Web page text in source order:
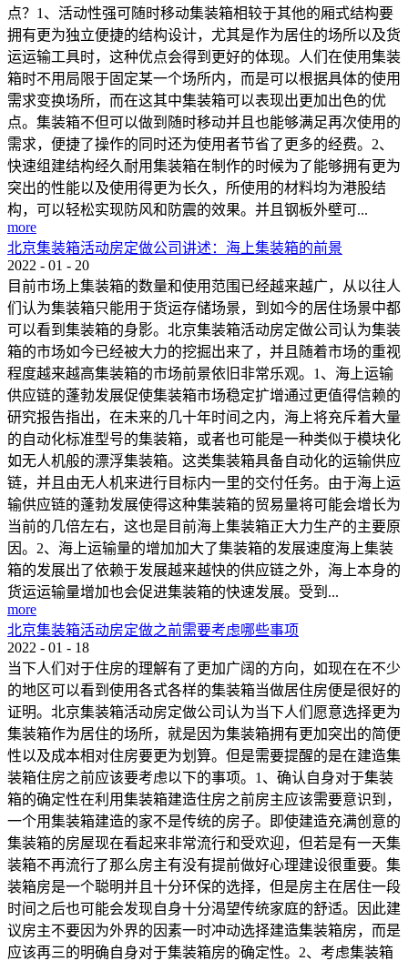
点？1、活动性强可随时移动集装箱相较于其他的厢式结构要
拥有更为独立便捷的结构设计，尤其是作为居住的场所以及货
运运输工具时，这种优点会得到更好的体现。人们在使用集装
箱时不用局限于固定某一个场所内，而是可以根据具体的使用
需求变换场所，而在这其中集装箱可以表现出更加出色的优
点。集装箱不但可以做到随时移动并且也能够满足再次使用的
需求，便捷了操作的同时还为使用者节省了更多的经费。2、
快速组建结构经久耐用集装箱在制作的时候为了能够拥有更为
突出的性能以及使用得更为长久，所使用的材料均为港股结
构，可以轻松实现防风和防震的效果。并且钢板外壁可...
more
北京集装箱活动房定做公司讲述：海上集装箱的前景
2022 - 01 - 20
目前市场上集装箱的数量和使用范围已经越来越广，从以往人
们认为集装箱只能用于货运存储场景，到如今的居住场景中都
可以看到集装箱的身影。北京集装箱活动房定做公司认为集装
箱的市场如今已经被大力的挖掘出来了，并且随着市场的重视
程度越来越高集装箱的市场前景依旧非常乐观。1、海上运输
供应链的蓬勃发展促使集装箱市场稳定扩增通过更值得信赖的
研究报告指出，在未来的几十年时间之内，海上将充斥着大量
的自动化标准型号的集装箱，或者也可能是一种类似于模块化
如无人机般的漂浮集装箱。这类集装箱具备自动化的运输供应
链，并且由无人机来进行目标内一里的交付任务。由于海上运
输供应链的蓬勃发展使得这种集装箱的贸易量将可能会增长为
当前的几倍左右，这也是目前海上集装箱正大力生产的主要原
因。2、海上运输量的增加加大了集装箱的发展速度海上集装
箱的发展出了依赖于发展越来越快的供应链之外，海上本身的
货运运输量增加也会促进集装箱的快速发展。受到...
more
北京集装箱活动房定做之前需要考虑哪些事项
2022 - 01 - 18
当下人们对于住房的理解有了更加广阔的方向，如现在在不少
的地区可以看到使用各式各样的集装箱当做居住房便是很好的
证明。北京集装箱活动房定做公司认为当下人们愿意选择更为
集装箱作为居住的场所，就是因为集装箱拥有更加突出的简便
性以及成本相对住房要更为划算。但是需要提醒的是在建造集
装箱住房之前应该要考虑以下的事项。1、确认自身对于集装
箱的确定性在利用集装箱建造住房之前房主应该需要意识到，
一个用集装箱建造的家不是传统的房子。即使建造充满创意的
集装箱的房屋现在看起来非常流行和受欢迎，但若是有一天集
装箱不再流行了那么房主有没有提前做好心理建设很重要。集
装箱房是一个聪明并且十分环保的选择，但是房主在居住一段
时间之后也可能会发现自身十分渴望传统家庭的舒适。因此建
议房主不要因为外界的因素一时冲动选择建造集装箱房，而是
应该再三的明确自身对于集装箱房的确定性。2、考虑集装箱